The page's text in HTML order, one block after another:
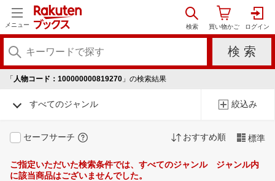
メニュー
「 人物コード：100000000819270 」の検索結果
すべてのジャンル 絞込み
セーフサーチ おすすめ順 標準
ご指定いただいた検索条件では、すべてのジャンル ジャンル内
に該当商品はございませんでした。